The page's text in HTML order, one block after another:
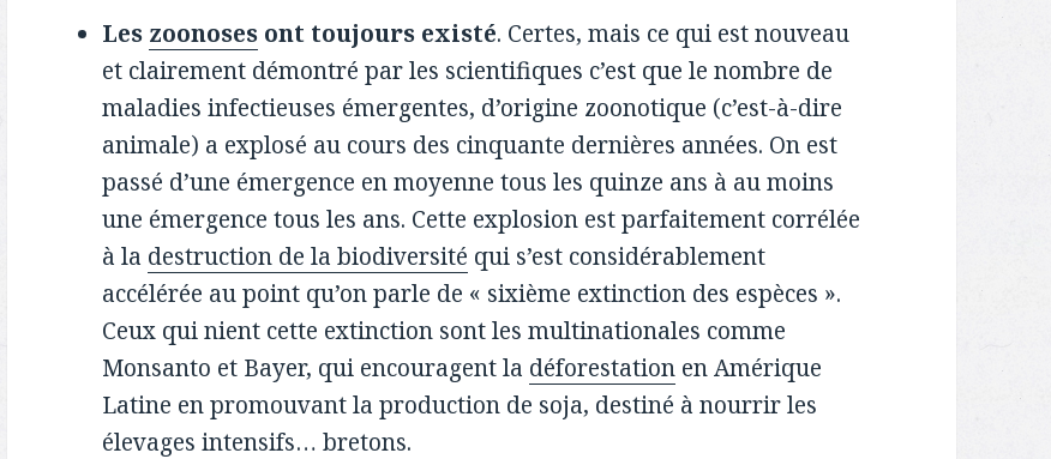
Les zoonoses ont toujours existé. Certes, mais ce qui est nouveau
et clairement démontré par les scientifiques c’est que le nombre de
maladies infectieuses émergentes, d’origine zoonotique (c’est-à-dire
animale) a explosé au cours des cinquante dernières années. On est
passé d’une émergence en moyenne tous les quinze ans à au moins
une émergence tous les ans. Cette explosion est parfaitement corrélée
à la destruction de la biodiversité qui s’est considérablement
accélérée au point qu’on parle de « sixième extinction des espèces ».
Ceux qui nient cette extinction sont les multinationales comme
Monsanto et Bayer, qui encouragent la déforestation en Amérique
Latine en promouvant la production de soja, destiné à nourrir les
élevages intensifs… bretons.